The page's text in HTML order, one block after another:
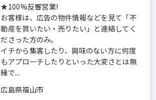
★100%反響営業!
お客様は、広告の物件情報などを見て「不
動産を買いたい・売りたい」と連絡してく
ださった方のみ。
イチから集客したり、興味のない方に何度
もアプローチしたりといった大変さとは無
縁で...
広島県福山市